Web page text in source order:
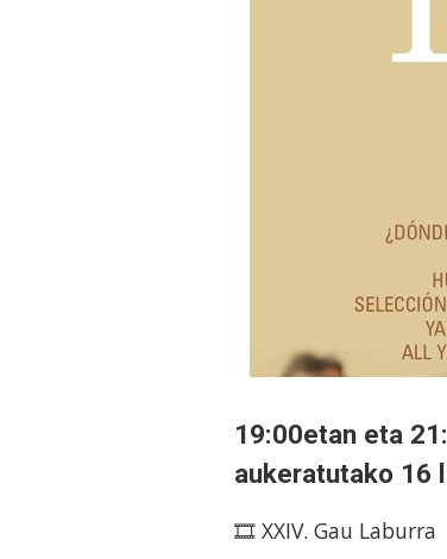
19:00etan eta
aukeratutako 16
🎞️ XXIV. Gau Laburra